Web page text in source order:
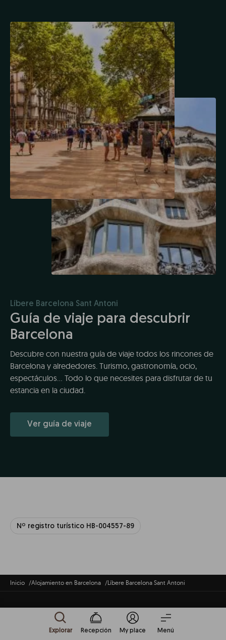
Líbere Barcelona Sant Antoni
Guía de viaje para descubrir
Barcelona
Descubre con nuestra guía de viaje todos los rincones de
Barcelona y alrededores. Turismo, gastronomía, ocio,
espectáculos... Todo lo que necesites para disfrutar de tu
estancia en la ciudad.
Ver guía de viaje
Nº registro turístico HB-004557-89
Explorar Recepción My place Menú
Inicio Alojamiento en Barcelona Líbere Barcelona Sant Antoni